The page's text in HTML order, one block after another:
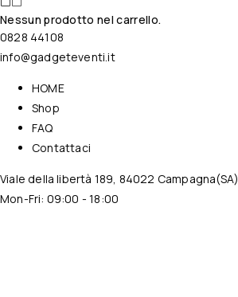
Nessun prodotto nel carrello.
0828 44108
info@gadgeteventi.it
HOME
Shop
FAQ
Contattaci
Viale della libertà 189, 84022 Campagna(SA)
Mon-Fri: 09:00 - 18:00